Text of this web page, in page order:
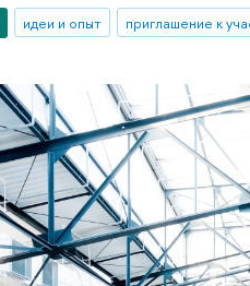
идеи и опыт приглашение к